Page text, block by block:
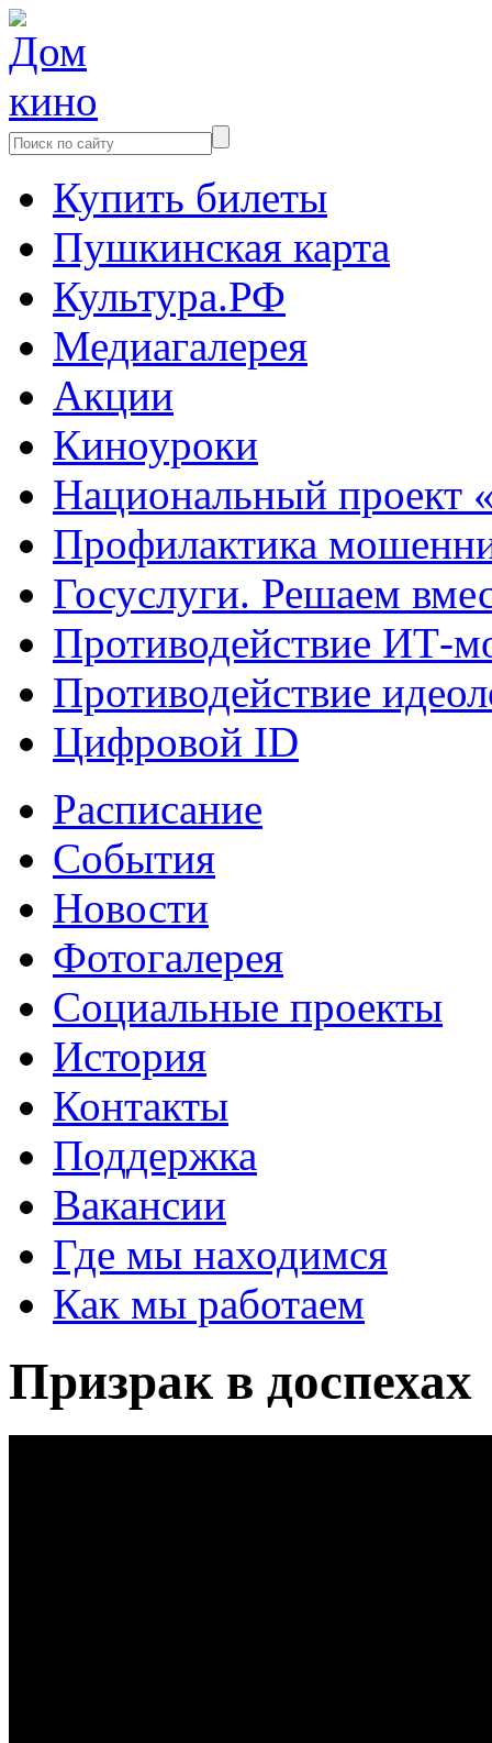
Купить билеты
Пушкинская карта
Культура.РФ
Медиагалерея
Акции
Киноуроки
Национальный проект
Профилактика
Госуслуги. Решаем
Противодействие ИТ-
Противодействие
Цифровой ID
Расписание
События
Новости
Фотогалерея
Социальные проекты
История
Контакты
Поддержка
Вакансии
Где мы находимся
Как мы работаем
Призрак в доспехах